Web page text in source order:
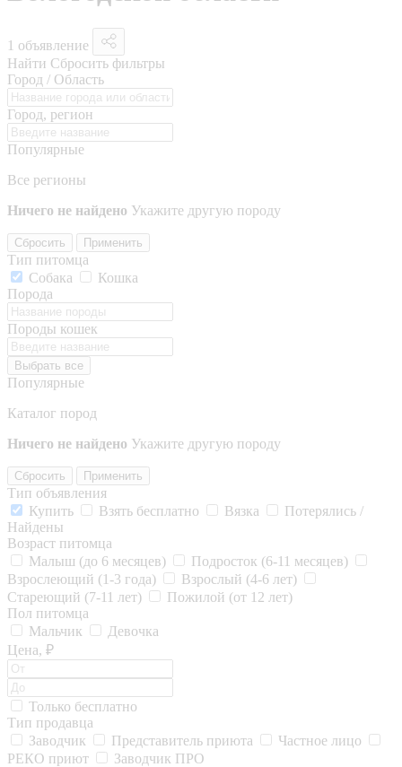
1 объявление
Найти Сбросить фильтры
Город / Область
Город, регион
Популярные
Все регионы
Ничего не найдено Укажите другую породу
Сбросить Применить
Тип питомца
Собака
Кошка
Порода
Породы кошек
Выбрать все
Популярные
Каталог пород
Ничего не найдено Укажите другую породу
Сбросить Применить
Тип объявления
Купить
Взять бесплатно Вязка
Потерялись /
Найдены
Возраст питомца
Малыш (до 6 месяцев)
Подросток (6-11 месяцев)
Взрослеющий (1-3 года)
Взрослый (4-6 лет)
Стареющий (7-11 лет)
Пожилой (от 12 лет)
Пол питомца
Мальчик
Девочка
Цена, ₽
Только бесплатно
Тип продавца
Заводчик
Представитель приюта
Частное лицо
РЕКО приют
Заводчик ПРО